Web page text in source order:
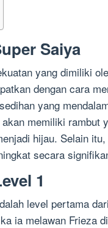
Saiya
yang dimiliki
dengan cara
yang
memiliki rambut
hijau. Selain
secara
1
level pertama
ia melawan Frieza